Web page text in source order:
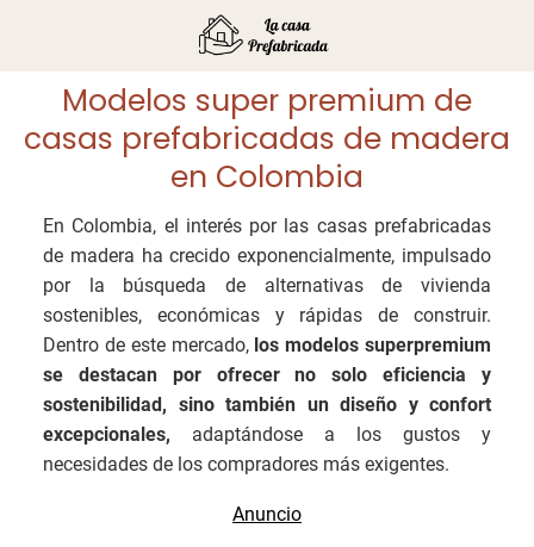
Modelos super premium de
casas prefabricadas de madera
en Colombia
En Colombia, el interés por las casas prefabricadas
de madera ha crecido exponencialmente, impulsado
por la búsqueda de alternativas de vivienda
sostenibles, económicas y rápidas de construir.
Dentro de este mercado, los modelos superpremium
se destacan por ofrecer no solo eficiencia y
sostenibilidad, sino también un diseño y confort
excepcionales, adaptándose a los gustos y
necesidades de los compradores más exigentes.